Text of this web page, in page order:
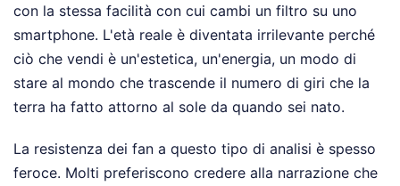
con la stessa facilità con cui cambi un filtro su uno
smartphone. L'età reale è diventata irrilevante perché
ciò che vendi è un'estetica, un'energia, un modo di
stare al mondo che trascende il numero di giri che la
terra ha fatto attorno al sole da quando sei nato.
La resistenza dei fan a questo tipo di analisi è spesso
feroce. Molti preferiscono credere alla narrazione che